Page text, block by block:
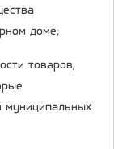
доме;
товаров,
муниципальных